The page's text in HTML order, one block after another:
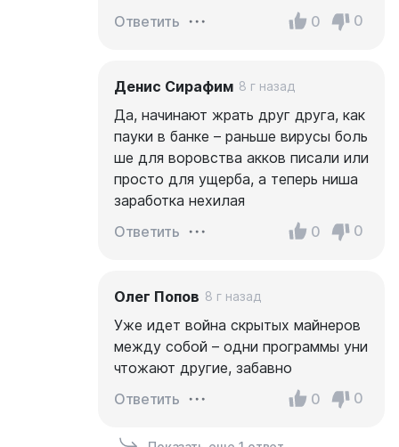
Ответить
0 0
Денис Сирафим 8 г назад
Да, начинают жрать друг друга, как
пауки в банке – раньше вирусы боль
ше для воровства акков писали или
просто для ущерба, а теперь ниша
заработка нехилая
Ответить
0 0
Олег Попов 8 г назад
Уже идет война скрытых майнеров
между собой – одни программы уни
чтожают другие, забавно
Ответить
0 0